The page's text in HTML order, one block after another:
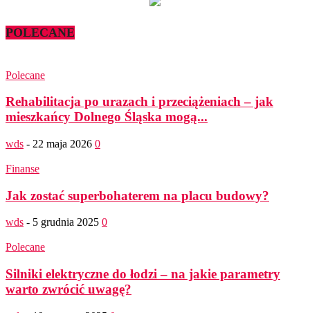
POLECANE
Polecane
Rehabilitacja po urazach i przeciążeniach – jak
mieszkańcy Dolnego Śląska mogą...
wds - 22 maja 2026 0
Finanse
Jak zostać superbohaterem na placu budowy?
wds - 5 grudnia 2025 0
Polecane
Silniki elektryczne do łodzi – na jakie parametry
warto zwrócić uwagę?